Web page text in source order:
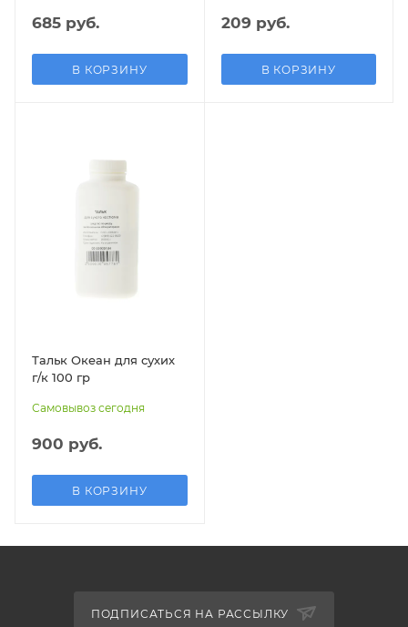
685 руб.
В КОРЗИНУ
209 руб.
В КОРЗИНУ
Тальк Океан для сухих
г/к 100 гр
Самовывоз сегодня
900 руб.
В КОРЗИНУ
ПОДПИСАТЬСЯ НА РАССЫЛКУ